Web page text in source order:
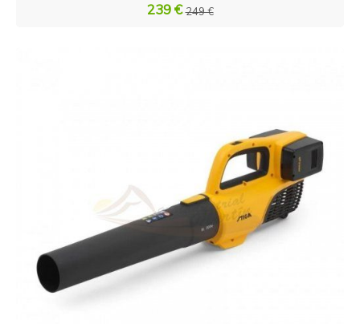
239 €249 €